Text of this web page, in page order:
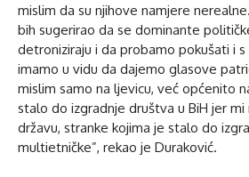
mislim da su njihove namjere
bih sugerirao da se dominante
detroniziraju i da probamo pokušati i
imamo u vidu da dajemo glasove
mislim samo na ljevicu, već općenito
stalo do izgradnje društva u BiH jer
državu, stranke kojima je stalo do
multietničke”, rekao je Duraković.